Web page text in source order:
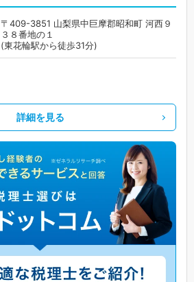
〒409-3851 山梨県中巨摩郡昭和町 河西９
３８番地の１
(東花輪駅から徒歩31分)
詳細を見る